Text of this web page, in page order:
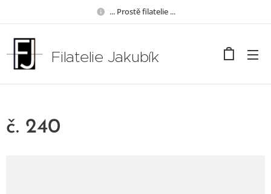
... Prostě filatelie ...
Filatelie Jakubík
č. 240